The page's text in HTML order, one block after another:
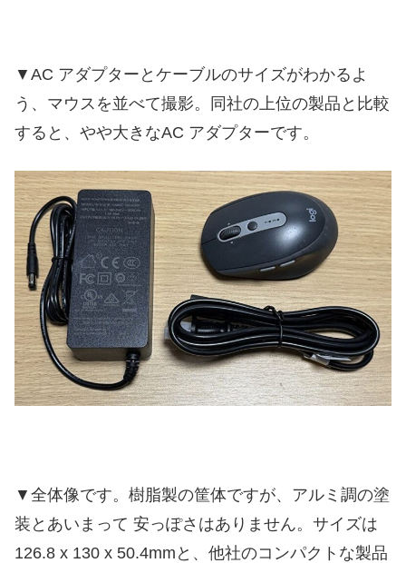
▼AC アダプターとケーブルのサイズがわかるよ
う、マウスを並べて撮影。同社の上位の製品と比較
すると、やや大きなAC アダプターです。
▼全体像です。樹脂製の筐体ですが、アルミ調の塗
装とあいまって 安っぽさはありません。サイズは
126.8 x 130 x 50.4mmと、他社のコンパクトな製品